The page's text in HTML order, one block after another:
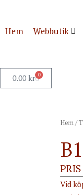
Hem Webbutik
0.00 kr 0
Hem/
Vid